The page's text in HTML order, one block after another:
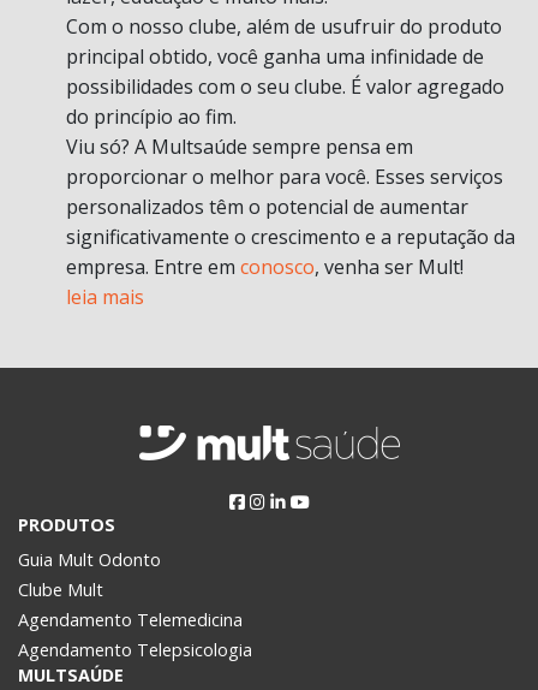
Com o nosso clube, além de usufruir do produto
principal obtido, você ganha uma infinidade de
possibilidades com o seu clube. É valor agregado
do princípio ao fim.
Viu só? A Multsaúde sempre pensa em
proporcionar o melhor para você. Esses serviços
personalizados têm o potencial de aumentar
significativamente o crescimento e a reputação da
empresa. Entre em conosco, venha ser Mult!
leia mais
PRODUTOS
Guia Mult Odonto
Clube Mult
Agendamento Telemedicina
Agendamento Telepsicologia
MULTSAÚDE